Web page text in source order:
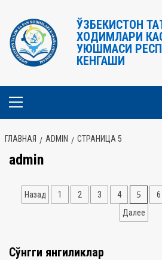
содержимому
ЎЗБЕКИСТОН
ХОДИМЛАРИ
УЮШМАСИ
КЕНГАШИ
Основное
ГЛАВНАЯ ADMIN СТРАНИЦА 5
admin
Навигация
Назад 1 2 3 4 5 6
Далее
Сўнгги янгиликлар